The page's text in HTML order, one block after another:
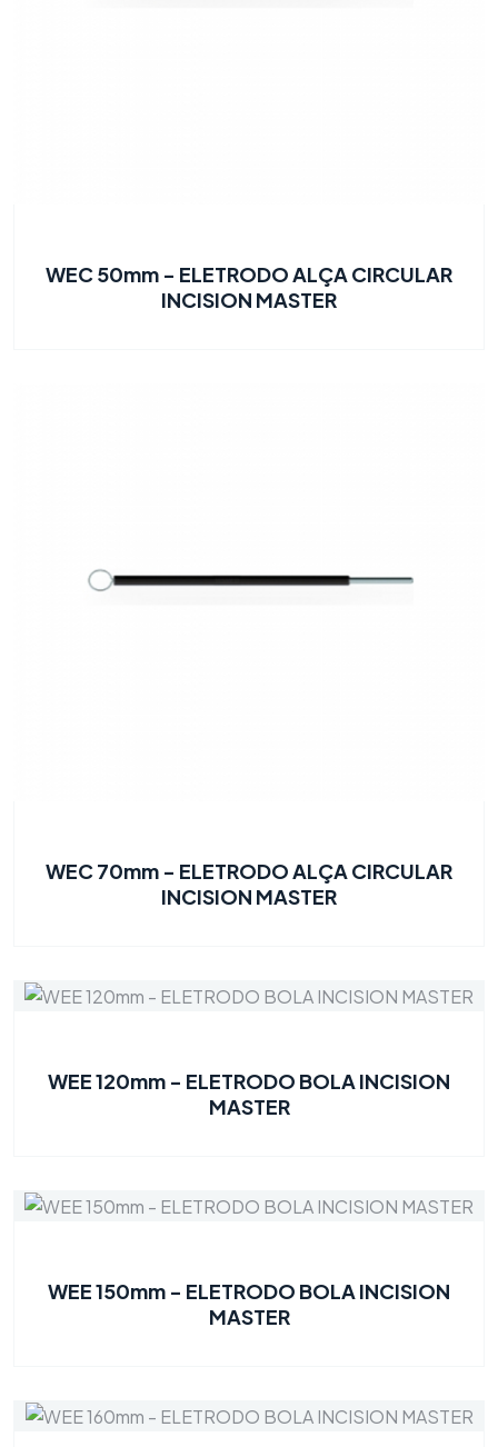
WEC 50mm - ELETRODO ALÇA CIRCULAR
INCISION MASTER
WEC 70mm - ELETRODO ALÇA CIRCULAR
INCISION MASTER
WEE 120mm - ELETRODO BOLA INCISION
MASTER
WEE 150mm - ELETRODO BOLA INCISION
MASTER